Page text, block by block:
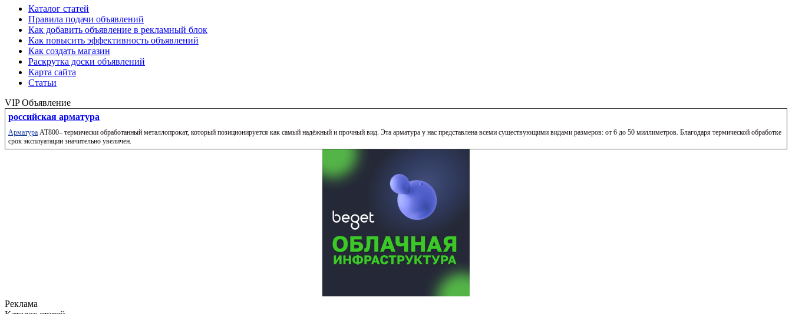
Каталог статей
Правила подачи объявлений
Как добавить объявление в рекламный блок
Как повысить эффективность объявлений
Как создать магазин
Раскрутка доски объявлений
Карта сайта
Статьи
VIP Объявление
российская арматура
Арматура АТ800– термически обработанный металлопрокат, который позиционируется как самый надёжный и прочный вид. Эта арматура у нас представлена всеми существующими видами размеров: от 6 до 50 миллиметров. Благодаря термической обработке
срок эксплуатации значительно увеличен.
Реклама